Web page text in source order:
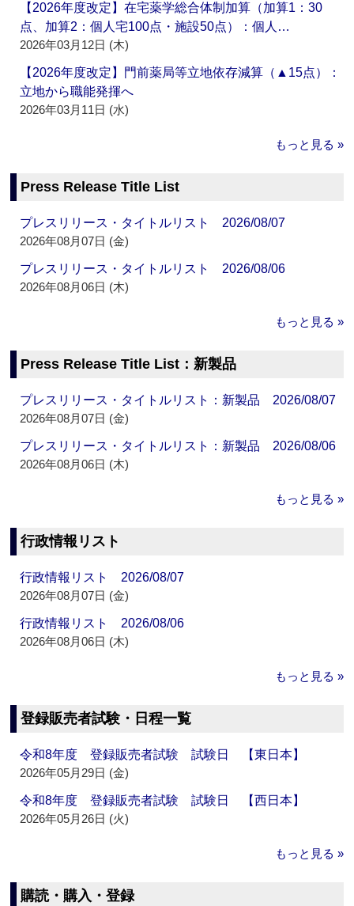
【2026年度改定】在宅薬学総合体制加算（加算1：30
点、加算2：個人宅100点・施設50点）：個人…
2026年03月12日 (木)
【2026年度改定】門前薬局等立地依存減算（▲15点）：
立地から職能発揮へ
2026年03月11日 (水)
もっと見る »
Press Release Title List
プレスリリース・タイトルリスト 2026/08/07
2026年08月07日 (金)
プレスリリース・タイトルリスト 2026/08/06
2026年08月06日 (木)
もっと見る »
Press Release Title List：新製品
プレスリリース・タイトルリスト：新製品 2026/08/07
2026年08月07日 (金)
プレスリリース・タイトルリスト：新製品 2026/08/06
2026年08月06日 (木)
もっと見る »
行政情報リスト
行政情報リスト 2026/08/07
2026年08月07日 (金)
行政情報リスト 2026/08/06
2026年08月06日 (木)
もっと見る »
登録販売者試験・日程一覧
令和8年度 登録販売者試験 試験日 【東日本】
2026年05月29日 (金)
令和8年度 登録販売者試験 試験日 【西日本】
2026年05月26日 (火)
もっと見る »
購読・購入・登録